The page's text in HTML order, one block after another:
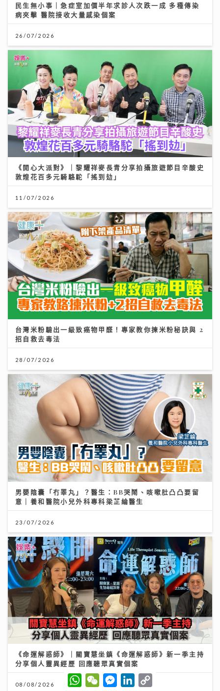
民生無小事｜急症室加價半年求診人次跌一成 多種傳染
病夾擊 醫院接收大量感染個案
26/07/2026
《開心大派對》｜黎耀祥麥長青分享拍攝旅遊節目辛酸史
敦煌花百多元騎駱駝「搖到攰」
11/07/2026
台灣米粉驗出一級致癌物甲醛！專家教你揀米粉秘訣與 2
招自救去毒法
28/07/2026
男嬰陰囊「冇睪丸」？醫生：BB哭鬧、咳嗽肚凸凸要留
意｜養和醫院小兒外科專科梁芷綸醫生
23/07/2026
《命運解惑師》｜關寶慧坐鎮《命運解惑師》新一季主持
分享個人靈異經歷 回應聽眾真實個案
08/08/2026
W
h
W
e
M
e
L